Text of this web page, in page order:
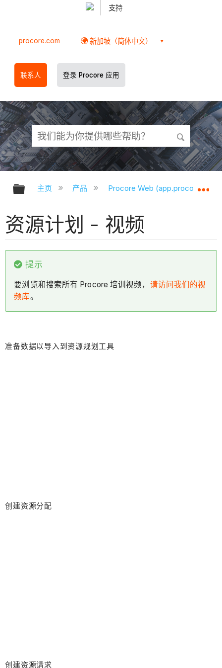
支持
procore.com 新加坡（简体中文）
联系人 登录 Procore 应用
扩展/隐缩全局层次
主页 产品 Procore Web
资源计划 - 视频
提示
要浏览和搜索所有 Procore 培训视频， 请访问我们的视
频库。
准备数据以导入到资源规划工具
创建资源分配
创建资源请求